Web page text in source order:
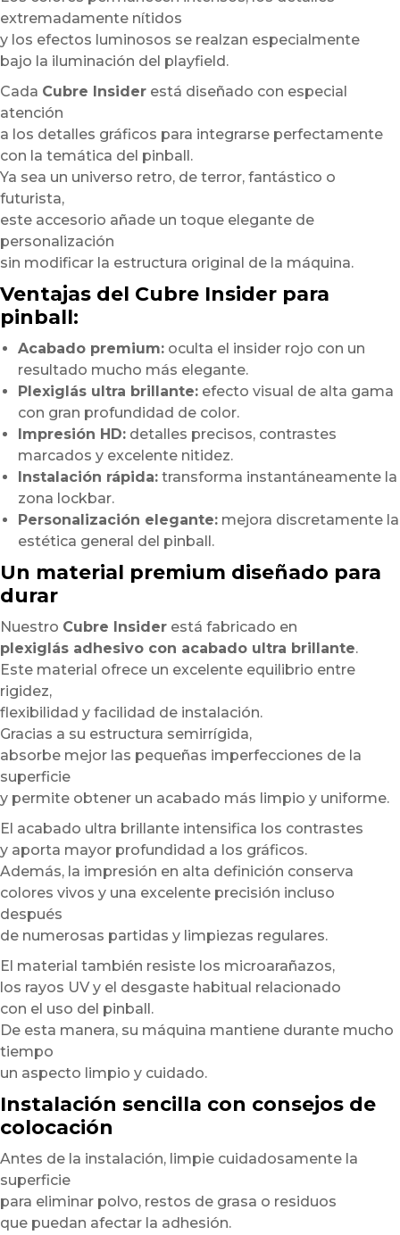
extremadamente nítidos
y los efectos luminosos se realzan especialmente
bajo la iluminación del playfield.
Cada Cubre Insider está diseñado con especial
atención
a los detalles gráficos para integrarse perfectamente
con la temática del pinball.
Ya sea un universo retro, de terror, fantástico o
futurista,
este accesorio añade un toque elegante de
personalización
sin modificar la estructura original de la máquina.
Ventajas del Cubre Insider para
pinball:
Acabado premium: oculta el insider rojo con un
resultado mucho más elegante.
Plexiglás ultra brillante: efecto visual de alta gama
con gran profundidad de color.
Impresión HD: detalles precisos, contrastes
marcados y excelente nitidez.
Instalación rápida: transforma instantáneamente la
zona lockbar.
Personalización elegante: mejora discretamente la
estética general del pinball.
Un material premium diseñado para
durar
Nuestro Cubre Insider está fabricado en
plexiglás adhesivo con acabado ultra brillante.
Este material ofrece un excelente equilibrio entre
rigidez,
flexibilidad y facilidad de instalación.
Gracias a su estructura semirrígida,
absorbe mejor las pequeñas imperfecciones de la
superficie
y permite obtener un acabado más limpio y uniforme.
El acabado ultra brillante intensifica los contrastes
y aporta mayor profundidad a los gráficos.
Además, la impresión en alta definición conserva
colores vivos y una excelente precisión incluso
después
de numerosas partidas y limpiezas regulares.
El material también resiste los microarañazos,
los rayos UV y el desgaste habitual relacionado
con el uso del pinball.
De esta manera, su máquina mantiene durante mucho
tiempo
un aspecto limpio y cuidado.
Instalación sencilla con consejos de
colocación
Antes de la instalación, limpie cuidadosamente la
superficie
para eliminar polvo, restos de grasa o residuos
que puedan afectar la adhesión.